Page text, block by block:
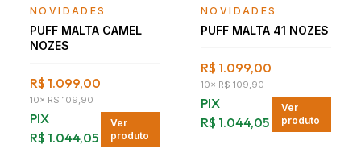
Falar com consultor
NOVIDADES
PUFF MALTA CAMEL
NOZES
R$ 1.099,00
10× R$ 109,90
PIX
R$ 1.044,05
Ver
produto
Falar com consultor
NOVIDADES
PUFF MALTA 41 NOZES
R$ 1.099,00
10× R$ 109,90
PIX
R$ 1.044,05
Ver
produto